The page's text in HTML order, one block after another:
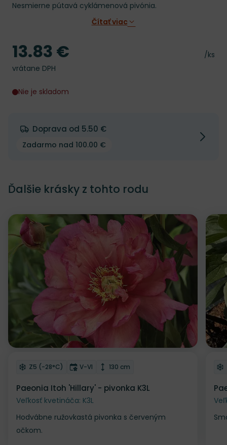
Nesmierne pútavá cyklámenová pivónia.
Čítať viac
Cena
/ks
Cena
13.83 €
vrátane DPH
Nie je skladom
Doprava od 5.50 €
Zadarmo nad 100.00 €
Ďalšie krásky z tohto rodu
Odober do zoznamu želaní
Mrazuvzdornosť
Z5 (-28°C) Doba kvitnutia
V-VI Výška rastliny
130 cm
Paeonia Itoh 'Hillary' - pivonka K3L
Veľkosť kvetináča: K3L
Hodvábne ružovkastá pivonka s červeným
očkom.